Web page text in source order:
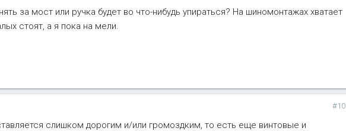
за мост или ручка будет во что-нибудь упираться? На шиномонтажах хватает
стоят, а я пока на мели.
#10
слишком дорогим и/или громоздким, то есть еще винтовые и